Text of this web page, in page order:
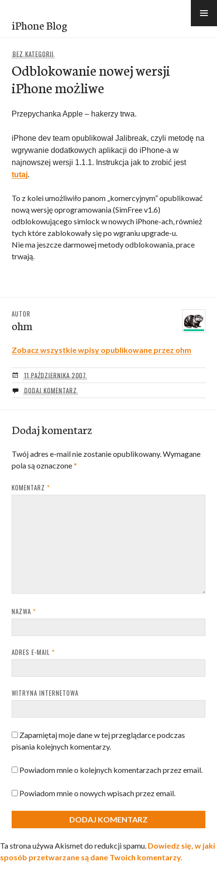
treściiPhone Blog
BEZ KATEGORII
Odblokowanie nowej wersji
iPhone możliwe
Przepychanka Apple – hakerzy trwa.
iPhone dev team opublikował Jalibreak, czyli metodę na
wgrywanie dodatkowych aplikacji do iPhone-a w
najnowszej wersji 1.1.1. Instrukcja jak to zrobić jest
tutaj.
To z kolei umożliwiło panom „komercyjnym” opublikować
nową wersję oprogramowania (SimFree v1.6)
odblokowującego simlock w nowych iPhone-ach, również
tych które zablokowały się po wgraniu upgrade-u.
Nie ma jeszcze darmowej metody odblokowania, prace
trwają.
AUTOR
ohm
Zobacz wszystkie wpisy opublikowane przez ohm
11 PAŹDZIERNIKA 2007
DODAJ KOMENTARZ
Dodaj komentarz
Twój adres e-mail nie zostanie opublikowany.Wymagane
pola są oznaczone*
KOMENTARZ *
NAZWA *
ADRES E-MAIL *
WITRYNA INTERNETOWA
Zapamiętaj moje dane w tej przeglądarce podczas
pisania kolejnych komentarzy.
Powiadom mnie o kolejnych komentarzach przez email.
Powiadom mnie o nowych wpisach przez email.
Ta strona używa Akismet do redukcji spamu. Dowiedz się, w jaki
sposób przetwarzane są dane Twoich komentarzy.